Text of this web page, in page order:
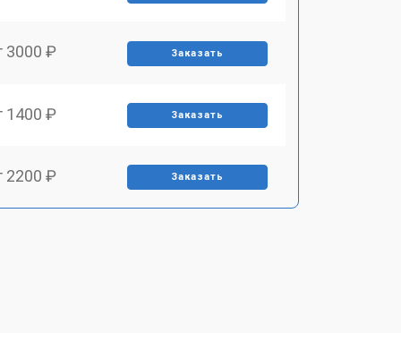
3000 ₽ Заказать
1400 ₽ Заказать
2200 ₽ Заказать